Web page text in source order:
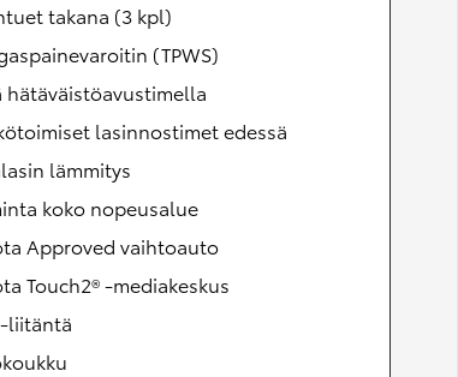
takana (3 kpl)
(TPWS)
hätäväistöavustimella
lasinnostimet edessä
lämmitys
koko nopeusalue
Approved vaihtoauto
Touch2® -mediakeskus
liitäntä